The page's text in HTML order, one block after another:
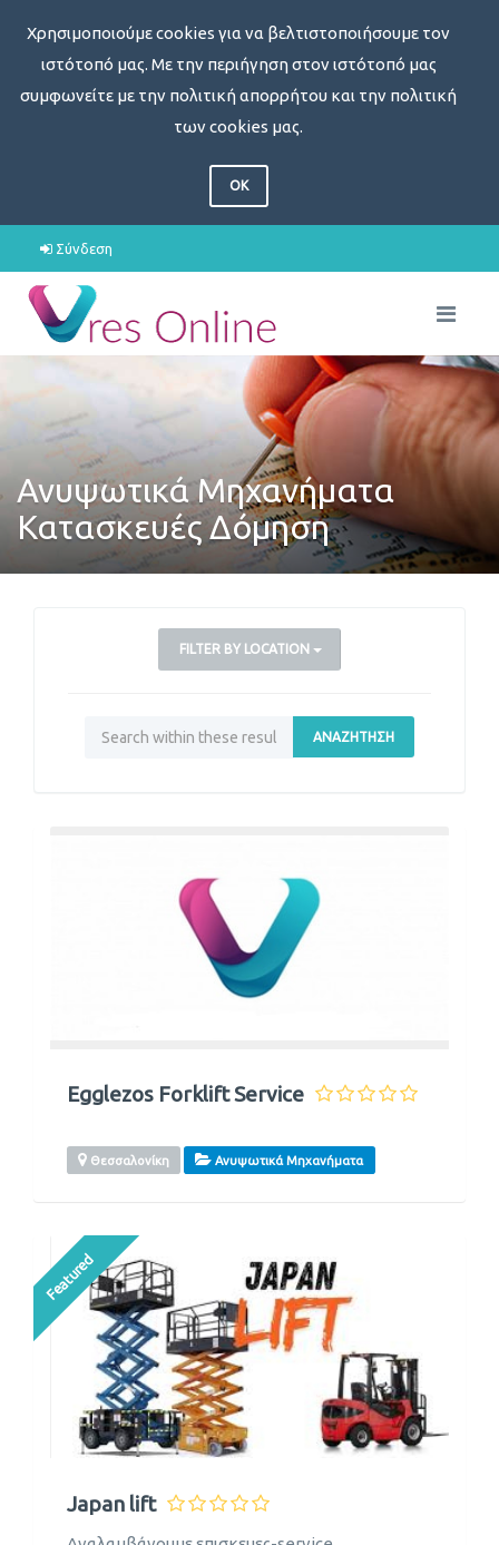
Χρησιμοποιούμε cookies για να βελτιστοποιήσουμε τον
ιστότοπό μας. Με την περιήγηση στον ιστότοπό μας
συμφωνείτε με την πολιτική απορρήτου και την πολιτική
των cookies μας.
OK
Σύνδεση
Ανυψωτικά Μηχανήματα
Κατασκευές Δόμηση
FILTER BY LOCATION
ΑΝΑΖΉΤΗΣΗ
Egglezos Forklift Service
Θεσσαλονίκη Ανυψωτικά Μηχανήματα
Featured
Japan lift